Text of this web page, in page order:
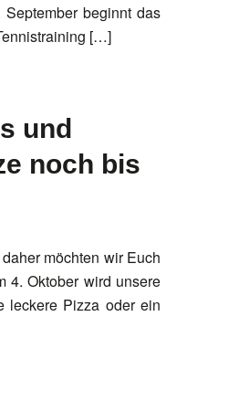
beginnt das
[…]
und
noch bis
möchten wir Euch
4. Oktober wird unsere
leckere Pizza oder ein